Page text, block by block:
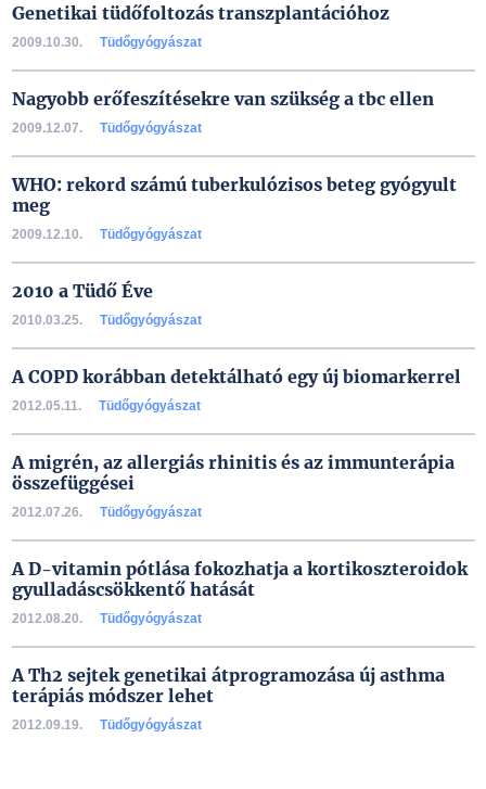
Genetikai tüdőfoltozás transzplantációhoz
2009.10.30. Tüdőgyógyászat
Nagyobb erőfeszítésekre van szükség a tbc ellen
2009.12.07. Tüdőgyógyászat
WHO: rekord számú tuberkulózisos beteg gyógyult
meg
2009.12.10. Tüdőgyógyászat
2010 a Tüdő Éve
2010.03.25. Tüdőgyógyászat
A COPD korábban detektálható egy új biomarkerrel
2012.05.11. Tüdőgyógyászat
A migrén, az allergiás rhinitis és az immunterápia
összefüggései
2012.07.26. Tüdőgyógyászat
A D-vitamin pótlása fokozhatja a kortikoszteroidok
gyulladáscsökkentő hatását
2012.08.20. Tüdőgyógyászat
A Th2 sejtek genetikai átprogramozása új asthma
terápiás módszer lehet
2012.09.19. Tüdőgyógyászat